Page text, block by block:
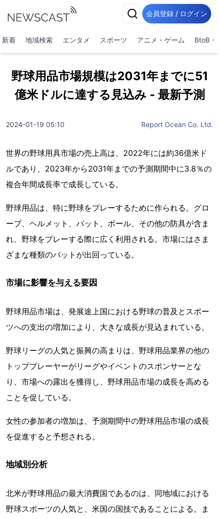
会員登録 / ログイン
新着 地域検索 エンタメ スポーツ アニメ・ゲーム BtoB・
野球用品市場規模は2031年までに51
億米ドルに達する見込み - 最新予測
2024-01-19 05:10 Report Ocean Co. Ltd.
世界の野球用具市場の売上高は、2022年には約36億米ド
ルであり、2023年から2031年までの予測期間中に3.8％の
複合年間成長率で成長している。
野球用品は、特に野球をプレーするために作られる。グロ
ーブ、ヘルメット、バット、ボール、その他の防具が含ま
れ、野球をプレーする際に広く利用される。市場にはさま
ざまな種類のバットが出回っている。
市場に影響を与える要因
野球用品市場は、発展途上国における野球の普及とスポー
ツへの支出の増加により、大きな成長が見込まれている。
野球リーグの人気と振興の高まりは、野球用品業界の他の
トッププレーヤーがリーグやイベントのスポンサーとな
り、市場への露出を獲得し、野球用品市場の成長を高める
ことを促している。
女性の参加者の増加は、予測期間中の野球用品市場の成長
を促進すると予想される。
地域別分析
北米が野球用品の最大消費国であるのは、同地域における
野球スポーツの人気と、米国の国技であることによる。ま